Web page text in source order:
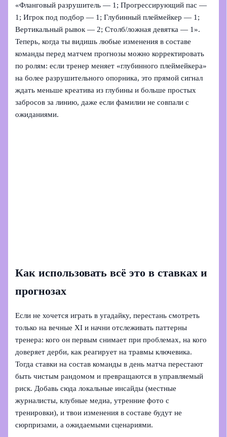
«Фланговый разрушитель — 1; Прогрессирующий пас —
1; Игрок под подбор — 1; Глубинный плеймейкер — 1;
Вертикальный рывок — 2; Столб/ложная девятка — 1».
Теперь, когда ты видишь любые изменения в составе
команды перед матчем прогнозы можно корректировать
по ролям: если тренер меняет «глубинного плеймейкера»
на более разрушительного опорника, это прямой сигнал
ждать меньше креатива из глубины и больше простых
забросов за линию, даже если фамилии не совпали с
ожиданиями.
Как использовать всё это в ставках и
прогнозах
Если не хочется играть в угадайку, перестань смотреть
только на вечные XI и начни отслеживать паттерны
тренера: кого он первым снимает при проблемах, на кого
доверяет дерби, как реагирует на травмы ключевика.
Тогда ставки на состав команды в день матча перестают
быть чистым рандомом и превращаются в управляемый
риск. Добавь сюда локальные инсайды (местные
журналисты, клубные медиа, утренние фото с
тренировки), и твои изменения в составе будут не
сюрпризами, а ожидаемыми сценариями.